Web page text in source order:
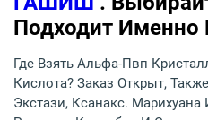
Подходит Именно
Где Взять Альфа-Пвп
Кислота? Заказ Открыт,
Экстази, Ксанакс.